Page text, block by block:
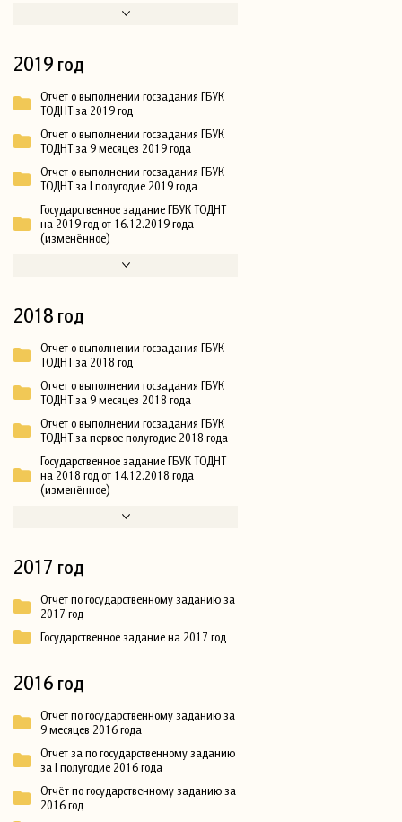
2019 год
Отчет о выполнении госзадания ГБУК
ТОДНТ за 2019 год
Отчет о выполнении госзадания ГБУК
ТОДНТ за 9 месяцев 2019 года
Отчет о выполнении госзадания ГБУК
ТОДНТ за I полугодие 2019 года
Государственное задание ГБУК ТОДНТ
на 2019 год от 16.12.2019 года
(изменённое)
2018 год
Отчет о выполнении госзадания ГБУК
ТОДНТ за 2018 год
Отчет о выполнении госзадания ГБУК
ТОДНТ за 9 месяцев 2018 года
Отчет о выполнении госзадания ГБУК
ТОДНТ за первое полугодие 2018 года
Государственное задание ГБУК ТОДНТ
на 2018 год от 14.12.2018 года
(изменённое)
2017 год
Отчет по государственному заданию за
2017 год
Государственное задание на 2017 год
2016 год
Отчет по государственному заданию за
9 месяцев 2016 года
Отчет за по государственному заданию
за I полугодие 2016 года
Отчёт по государственному заданию за
2016 год